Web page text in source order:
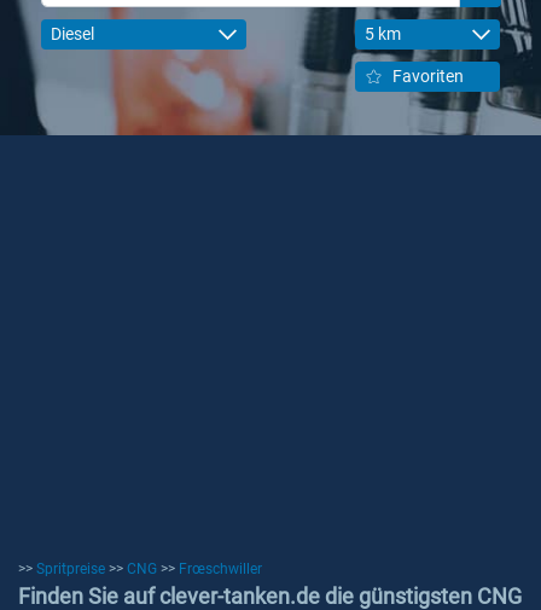
Diesel 5 km
Favoriten
>> Spritpreise >> CNG >> Frœschwiller
Finden Sie auf clever-tanken.de die günstigsten CNG